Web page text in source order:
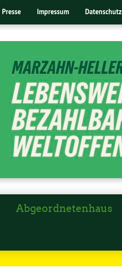
Presse Impressum Datenschutz
Abgeordnetenhaus